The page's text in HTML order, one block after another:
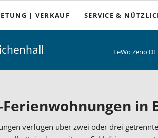
| VERKAUF SERVICE &
AGB und
FeWo Zeno DE
in
verfügen über zwei oder drei